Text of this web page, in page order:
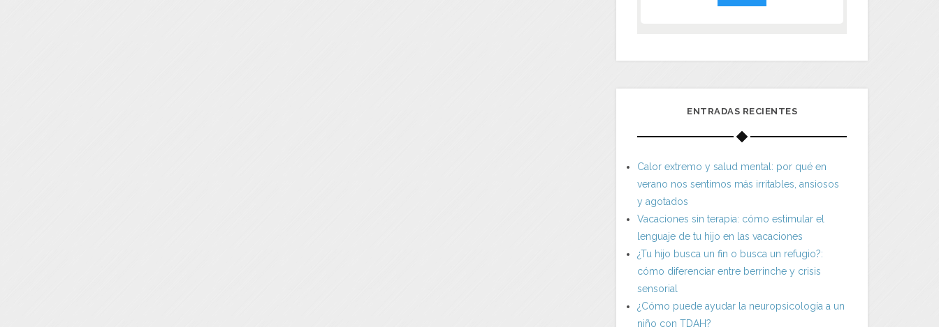
ENTRADAS RECIENTES
Calor extremo y salud mental: por qué en
verano nos sentimos más irritables, ansiosos
y agotados
Vacaciones sin terapia: cómo estimular el
lenguaje de tu hijo en las vacaciones
¿Tu hijo busca un fin o busca un refugio?:
cómo diferenciar entre berrinche y crisis
sensorial
¿Cómo puede ayudar la neuropsicología a un
niño con TDAH?